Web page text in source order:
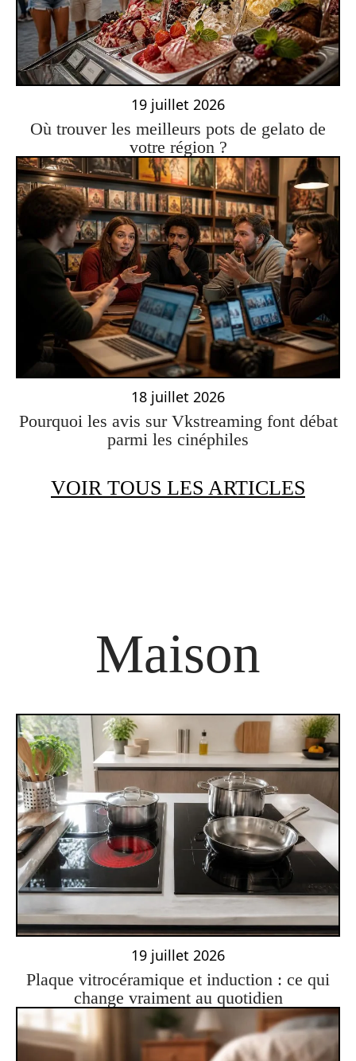
19 juillet 2026
Où trouver les meilleurs pots de gelato de
votre région ?
18 juillet 2026
Pourquoi les avis sur Vkstreaming font débat
parmi les cinéphiles
VOIR TOUS LES ARTICLES
Maison
19 juillet 2026
Plaque vitrocéramique et induction : ce qui
change vraiment au quotidien